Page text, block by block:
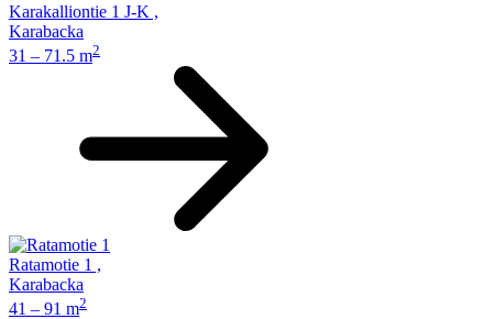
Karakalliontie 1 J-K ,
Karabacka
31 – 71.5 m2
Ratamotie 1 ,
Karabacka
41 – 91 m2